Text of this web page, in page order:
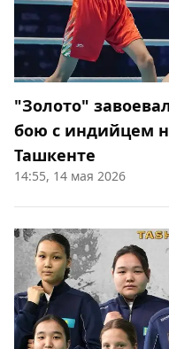
"Золото"
бою с индийцем
Ташкенте
14:55, 14 мая 2026